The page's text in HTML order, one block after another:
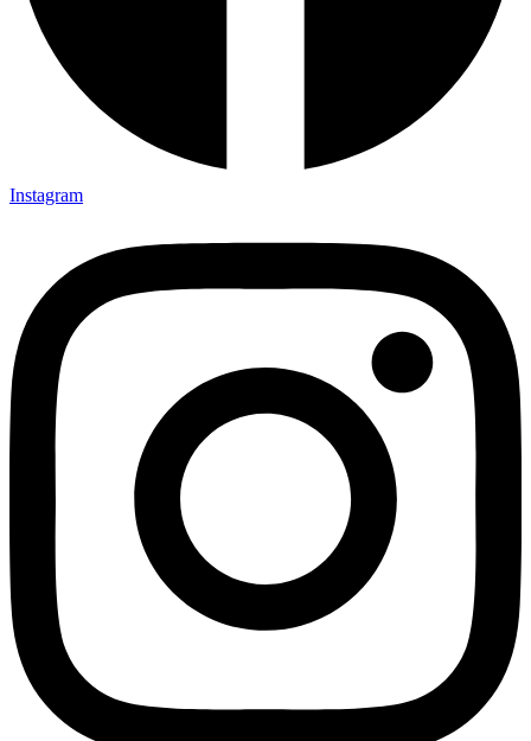
Instagram